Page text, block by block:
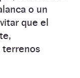
o un
que el
terrenos